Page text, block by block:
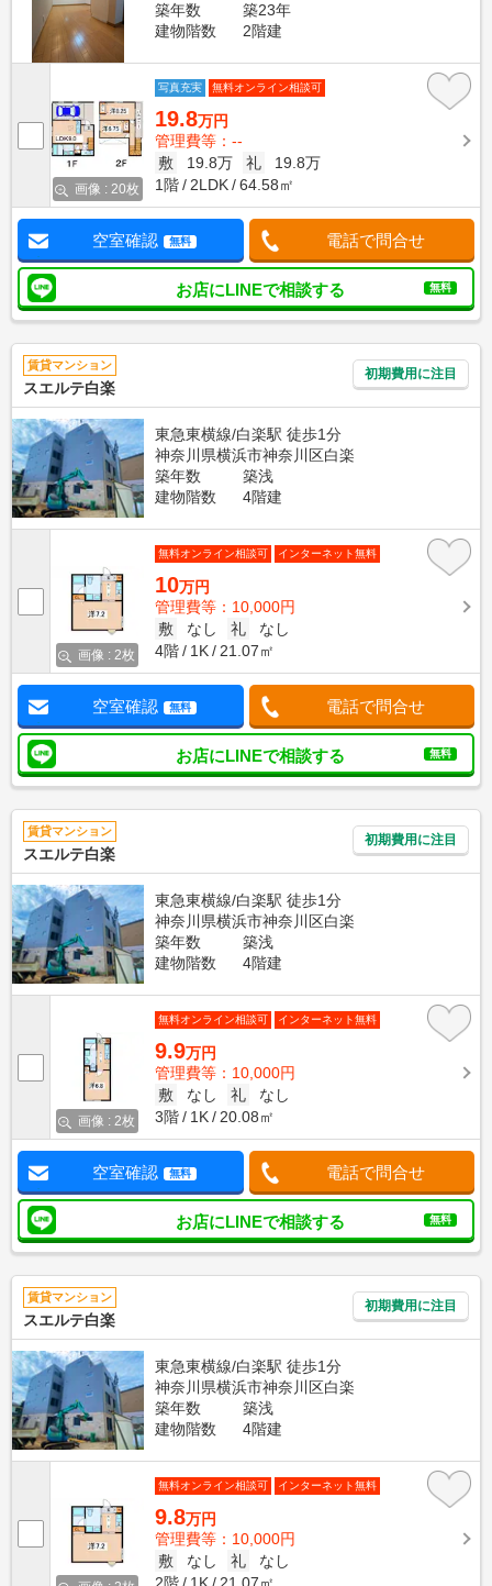
築年数
築23年
建物階数
2階建
画像 : 20枚
写真充実 無料オンライン相談可
19.8万円
管理費等：--
敷
19.8万 礼
19.8万
1階
2LDK 64.58㎡
空室確認 無料 電話で問合せ
お店にLINEで相談する 無料
賃貸マンション
スエルテ白楽
初期費用に注目
東急東横線/白楽駅 徒歩1分
神奈川県横浜市神奈川区白楽
築年数
築浅
建物階数
4階建
画像 : 2枚
無料オンライン相談可 インターネット無料
10万円
管理費等：10,000円
敷
なし 礼
なし
4階
1K 21.07㎡
空室確認 無料 電話で問合せ
お店にLINEで相談する 無料
賃貸マンション
スエルテ白楽
初期費用に注目
東急東横線/白楽駅 徒歩1分
神奈川県横浜市神奈川区白楽
築年数
築浅
建物階数
4階建
画像 : 2枚
無料オンライン相談可 インターネット無料
9.9万円
管理費等：10,000円
敷
なし 礼
なし
3階
1K 20.08㎡
空室確認 無料 電話で問合せ
お店にLINEで相談する 無料
賃貸マンション
スエルテ白楽
初期費用に注目
東急東横線/白楽駅 徒歩1分
神奈川県横浜市神奈川区白楽
築年数
築浅
建物階数
4階建
無料オンライン相談可 インターネット無料
9.8万円
管理費等：10,000円
敷
なし 礼
なし